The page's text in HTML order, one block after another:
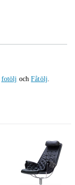
fotölj ochFåtölj.